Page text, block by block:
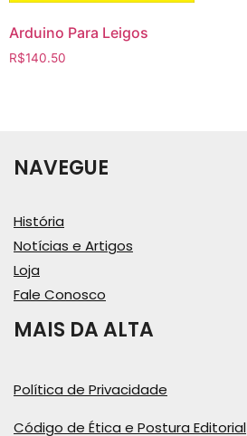
Arduino Para Leigos
R$140.50
NAVEGUE
História
Notícias e Artigos
Loja
Fale Conosco
MAIS DA ALTA
Política de Privacidade
Código de Ética e Postura Editorial